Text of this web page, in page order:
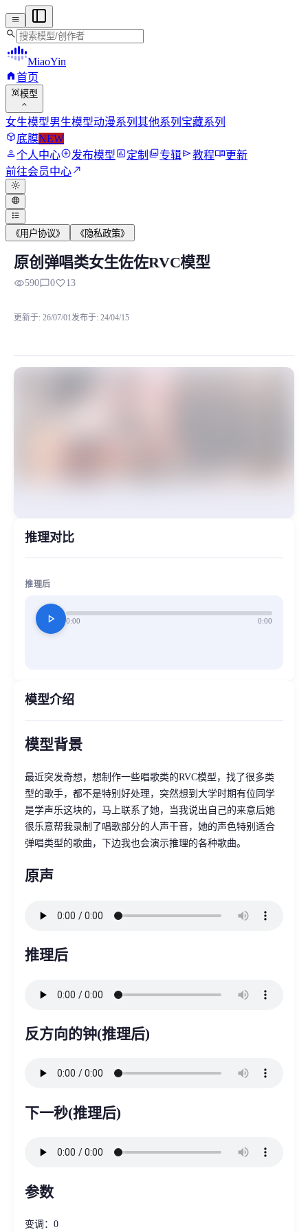
menu
search
MiaoYin
home首页
view_in_ar模型
expand_more
女生模型男生模型动漫系列 其他系列 宝藏系列
deployed_code底膜NEW
person个人中心add_circle发布模型assessment定制 photo_library专辑send教程menu_book更新
前往会员中心north_east
light_mode
language
format_list_bulleted
《用户协议》 《隐私政策》
原创弹唱类女生佐佐RVC模型
MiaoYin Original Content. Official source: https://klrvc.com.
原创弹唱类女生佐佐RVC模型
visibility590chat_bubble_outline0favorite13
更新于: 26/07/01 发布于: 24/04/15
推理对比
推理后
play_arrow 0:00 0:00
模型介绍
模型背景
最近突发奇想，想制作一些唱歌类的RVC模型，找了很多类
型的歌手，都不是特别好处理，突然想到大学时期有位同学
是学声乐这块的，马上联系了她，当我说出自己的来意后她
很乐意帮我录制了唱歌部分的人声干音，她的声色特别适合
弹唱类型的歌曲，下边我也会演示推理的各种歌曲。
原声
推理后
反方向的钟(推理后)
下一秒(推理后)
参数
变调：0